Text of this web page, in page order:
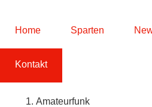
Home Sparten
Kontakt
Amateurfunk